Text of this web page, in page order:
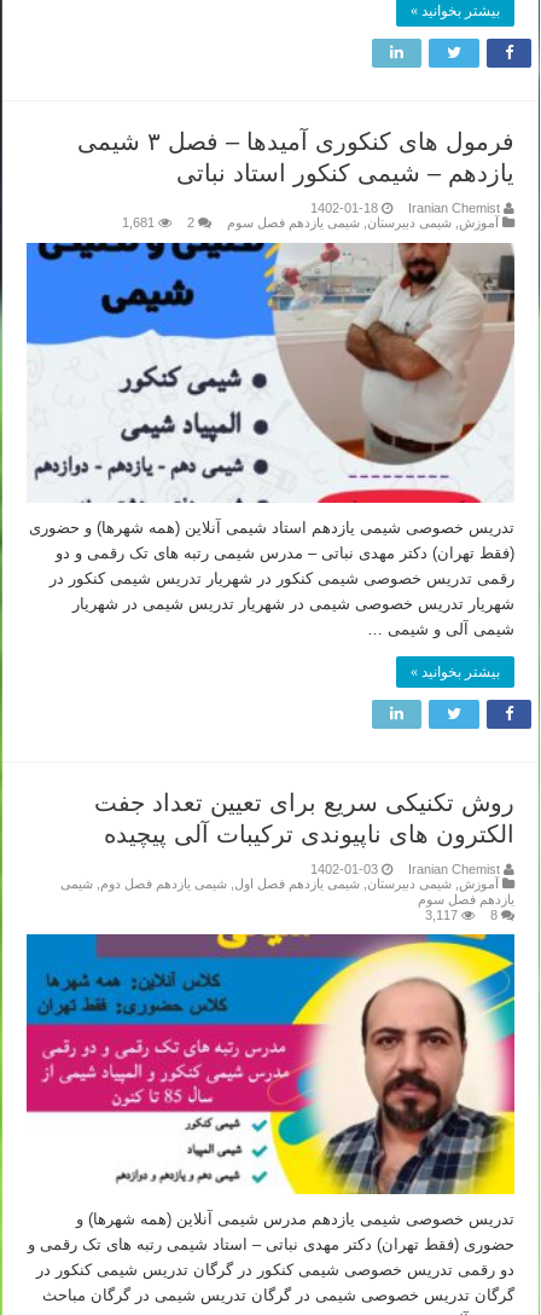
بیشتر بخوانید »
فرمول های کنکوری آمیدها – فصل ۳ شیمی
یازدهم – شیمی کنکور استاد نباتی
Iranian Chemist
1402-01-18
آموزش شیمی دبیرستان شیمی یازدهم فصل سوم 2
1,681
تدریس خصوصی شیمی یازدهم استاد شیمی آنلاین (همه شهرها) و حضوری
(فقط تهران) دکتر مهدی نباتی – مدرس شیمی رتبه های تک رقمی و دو
رقمی تدریس خصوصی شیمی کنکور در شهریار تدریس شیمی کنکور در
شهریار تدریس خصوصی شیمی در شهریار تدریس شیمی در شهریار
شیمی آلی و شیمی …
بیشتر بخوانید »
روش تکنیکی سریع برای تعیین تعداد جفت
الکترون های ناپیوندی ترکیبات آلی پیچیده
Iranian Chemist
1402-01-03
آموزش شیمی دبیرستان شیمی یازدهم فصل اول شیمی یازدهم فصل دوم شیمی
یازدهم فصل سوم
8
3,117
تدریس خصوصی شیمی یازدهم مدرس شیمی آنلاین (همه شهرها) و
حضوری (فقط تهران) دکتر مهدی نباتی – استاد شیمی رتبه های تک رقمی و
دو رقمی تدریس خصوصی شیمی کنکور در گرگان تدریس شیمی کنکور در
گرگان تدریس خصوصی شیمی در گرگان تدریس شیمی در گرگان مباحث